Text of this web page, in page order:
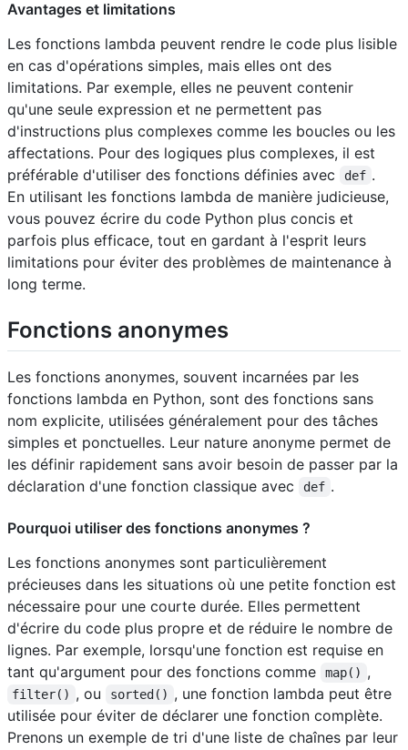
Avantages et limitations
Les fonctions lambda peuvent rendre le code plus lisible
en cas d'opérations simples, mais elles ont des
limitations. Par exemple, elles ne peuvent contenir
qu'une seule expression et ne permettent pas
d'instructions plus complexes comme les boucles ou les
affectations. Pour des logiques plus complexes, il est
préférable d'utiliser des fonctions définies avec
def .
En utilisant les fonctions lambda de manière judicieuse,
vous pouvez écrire du code Python plus concis et
parfois plus efficace, tout en gardant à l'esprit leurs
limitations pour éviter des problèmes de maintenance à
long terme.
Fonctions anonymes
Les fonctions anonymes, souvent incarnées par les
fonctions lambda en Python, sont des fonctions sans
nom explicite, utilisées généralement pour des tâches
simples et ponctuelles. Leur nature anonyme permet de
les définir rapidement sans avoir besoin de passer par la
déclaration d'une fonction classique avec
def .
Pourquoi utiliser des fonctions anonymes ?
Les fonctions anonymes sont particulièrement
précieuses dans les situations où une petite fonction est
nécessaire pour une courte durée. Elles permettent
d'écrire du code plus propre et de réduire le nombre de
lignes. Par exemple, lorsqu'une fonction est requise en
tant qu'argument pour des fonctions comme
map() ,
filter() , ou sorted() , une fonction lambda peut être
utilisée pour éviter de déclarer une fonction complète.
Prenons un exemple de tri d'une liste de chaînes par leur